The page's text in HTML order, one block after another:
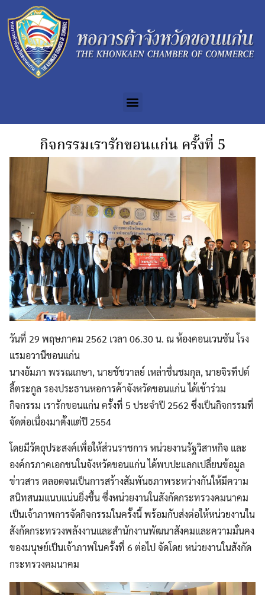
กิจกรรมเรารักขอนแก่น ครั้งที่ 5
วันที่ 29 พฤษภาคม 2562 เวลา 06.30 น. ณ ห้องคอนเวนชัน โรง
แรมอวานีขอนแก่น
นางอัมภา พรรณเกษา, นายชัชวาลย์ เหล่าชื่นชมกุล, นายจิรทีปต์
ลี้ตระกูล รองประธานหอการค้าจังหวัดขอนแก่น ได้เข้าร่วม
กิจกรรม เรารักขอนแก่น ครั้งที่ 5 ประจำปี 2562 ซึ่งเป็นกิจกรรมที่
จัดต่อเนื่องมาตั้งแต่ปี 2554
โดยมีวัตถุประสงค์เพื่อให้ส่วนราชการ หน่วยงานรัฐวิสาหกิจ และ
องค์กรภาคเอกชนในจังหวัดขอนแก่น ได้พบปะแลกเปลี่ยนข้อมูล
ข่าวสาร ตลอดจนเป็นการสร้างสัมพันธภาพระหว่างกันให้มีความ
สนิทสนมแนบแน่นยิ่งขึ้น ซึ่งหน่วยงานในสังกัดกระทรวงคมนาคม
เป็นเจ้าภาพการจัดกิจกรรมในครั้งนี้ พร้อมกับส่งต่อให้หน่วยงานใน
สังกัดกระทรวงพลังงานและสำนักงานพัฒนาสังคมและความมั่นคง
ของมนุษย์เป็นเจ้าภาพในครั้งที่ 6 ต่อไป จัดโดย หน่วยงานในสังกัด
กระทรวงคมนาคม